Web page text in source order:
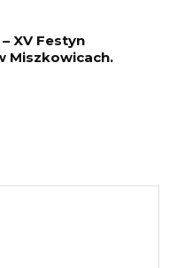
XV Festyn
Miszkowicach.